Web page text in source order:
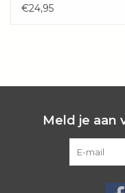
€24,95
Meld je aan